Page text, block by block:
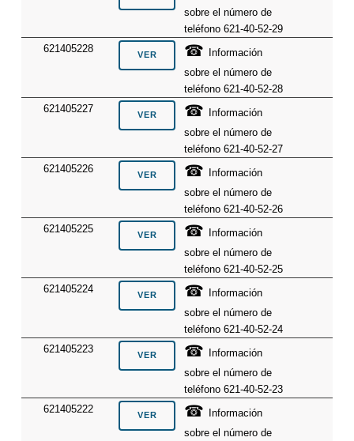
sobre el número de
teléfono 621-40-52-29
621405228
☎
Información
sobre el número de
teléfono 621-40-52-28
621405227
☎
Información
sobre el número de
teléfono 621-40-52-27
621405226
☎
Información
sobre el número de
teléfono 621-40-52-26
621405225
☎
Información
sobre el número de
teléfono 621-40-52-25
621405224
☎
Información
sobre el número de
teléfono 621-40-52-24
621405223
☎
Información
sobre el número de
teléfono 621-40-52-23
621405222
☎
Información
sobre el número de